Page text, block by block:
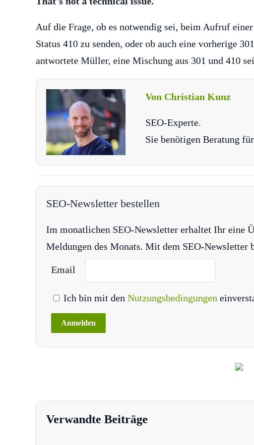
Auf die Frage, ob es notwendig sei, beim Aufruf
Status 410 zu senden, oder ob auch eine vorherige
antwortete Müller, eine Mischung aus 301 und 410
Von Christian Kunz
SEO-Experte.
Sie benötigen Beratung
SEO-Newsletter bestellen
Im monatlichen SEO-Newsletter erhaltet Ihr eine
Meldungen des Monats. Mit dem SEO-Newsletter
Email
Ich bin mit den Nutzungsbedingungen
Verwandte Beiträge